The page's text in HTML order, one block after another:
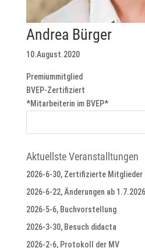
Andrea Bürger
10.August.2020
Premiummitglied
BVEP-Zertifiziert
*Mitarbeiterin im BVEP*
Aktuellste Veranstalltungen
2026-6-30, Zertifizierte Mitglieder
2026-6-22, Änderungen ab 1.7.2026
2026-5-6, Buchvorstellung
2026-3-30, Besuch didacta
2026-2-6, Protokoll der MV